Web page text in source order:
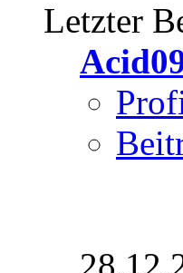
Letzter